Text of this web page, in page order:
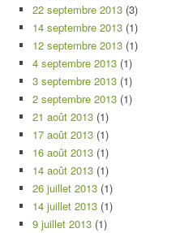
22 septembre 2013 (3)
14 septembre 2013 (1)
12 septembre 2013 (1)
4 septembre 2013 (1)
3 septembre 2013 (1)
2 septembre 2013 (1)
21 août 2013 (1)
17 août 2013 (1)
16 août 2013 (1)
14 août 2013 (1)
26 juillet 2013 (1)
14 juillet 2013 (1)
9 juillet 2013 (1)